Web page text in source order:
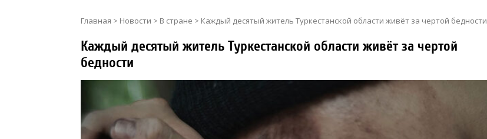
Главная > Новости > В стране > Каждый десятый житель Туркестанской области живёт за чертой бедности
Каждый десятый житель Туркестанской области живёт за чертой
бедности